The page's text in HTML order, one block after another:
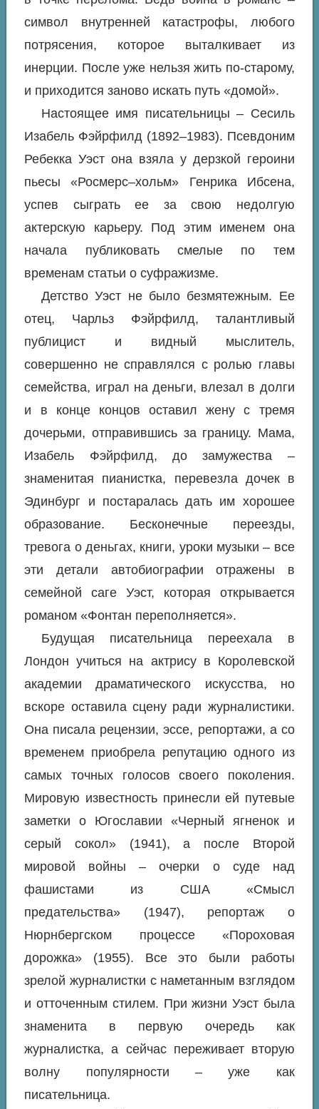
символ внутренней катастрофы, любого
потрясения, которое выталкивает из
инерции. После уже нельзя жить по-старому,
и приходится заново искать путь «домой».
Настоящее имя писательницы – Сесиль
Изабель Фэйрфилд (1892–1983). Псевдоним
Ребекка Уэст она взяла у дерзкой героини
пьесы «Росмерс–хольм» Генрика Ибсена,
успев сыграть ее за свою недолгую
актерскую карьеру. Под этим именем она
начала публиковать смелые по тем
временам статьи о суфражизме.
Детство Уэст не было безмятежным. Ее
отец, Чарльз Фэйрфилд, талантливый
публицист и видный мыслитель,
совершенно не справлялся с ролью главы
семейства, играл на деньги, влезал в долги
и в конце концов оставил жену с тремя
дочерьми, отправившись за границу. Мама,
Изабель Фэйрфилд, до замужества –
знаменитая пианистка, перевезла дочек в
Эдинбург и постаралась дать им хорошее
образование. Бесконечные переезды,
тревога о деньгах, книги, уроки музыки – все
эти детали автобиографии отражены в
семейной саге Уэст, которая открывается
романом «Фонтан переполняется».
Будущая писательница переехала в
Лондон учиться на актрису в Королевской
академии драматического искусства, но
вскоре оставила сцену ради журналистики.
Она писала рецензии, эссе, репортажи, а со
временем приобрела репутацию одного из
самых точных голосов своего поколения.
Мировую известность принесли ей путевые
заметки о Югославии «Черный ягненок и
серый сокол» (1941), а после Второй
мировой войны – очерки о суде над
фашистами из США «Смысл
предательства» (1947), репортаж о
Нюрнбергском процессе «Пороховая
дорожка» (1955). Все это были работы
зрелой журналистки с наметанным взглядом
и отточенным стилем. При жизни Уэст была
знаменита в первую очередь как
журналистка, а сейчас переживает вторую
волну популярности – уже как
писательница.